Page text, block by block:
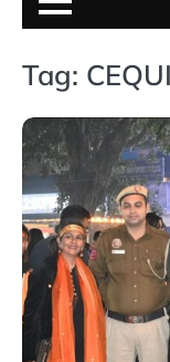
Tag: